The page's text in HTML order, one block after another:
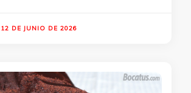
12 DE JUNIO DE 2026